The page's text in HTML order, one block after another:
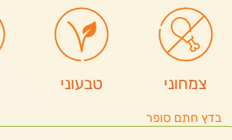
צמחוני טבעוני
בדץ חתם סופר